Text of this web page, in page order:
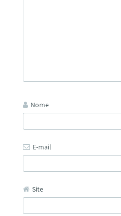
Nome
E-mail
Site